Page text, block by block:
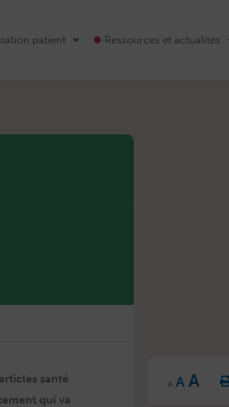
patient Ressources et actualités
santé
qui va
A
Decrease
font
size.
A Reset
font
size.
A